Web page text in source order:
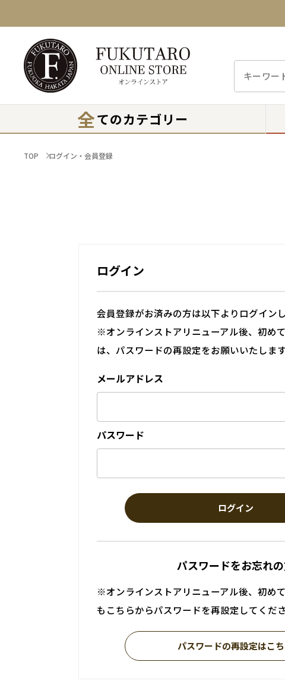
全てのカテゴリー
TOP ログイン・会員登録
ログイン
会員登録がお済みの方は以下よりログイン
※オンラインストアリニューアル後、初め
は、パスワードの再設定をお願いいたします
メールアドレス
パスワード
ログイン
パスワードをお忘れ
※オンラインストアリニューアル後、初め
もこちらからパスワードを再設定してくださ
パスワードの再設定はこ